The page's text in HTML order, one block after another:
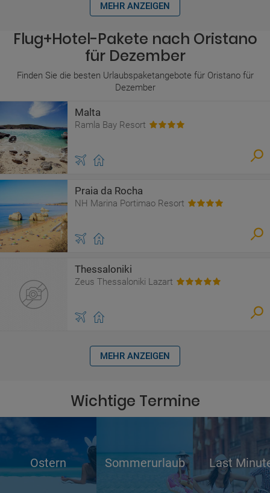
MEHR ANZEIGEN
Flug+Hotel-Pakete nach Oristano
für Dezember
Finden Sie die besten Urlaubspaketangebote für Oristano für
Dezember
Malta
Ramla Bay Resort
Praia da Rocha
NH Marina Portimao Resort
Thessaloniki
Zeus Thessaloniki Lazart
MEHR ANZEIGEN
Wichtige Termine
Ostern Sommerurlaub Last